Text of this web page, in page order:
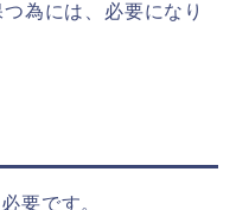
為には、必要になり
要です。